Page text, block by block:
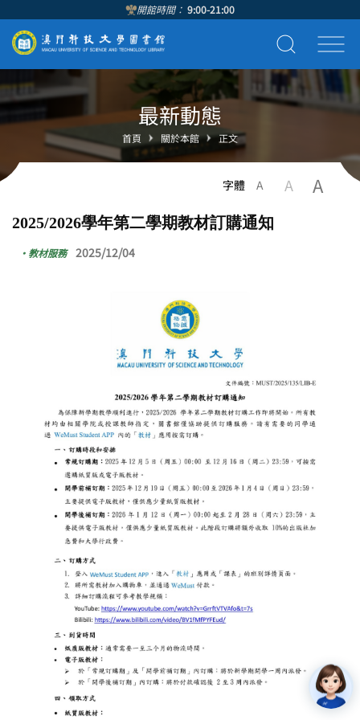
開館時間： 9:00-21:00
最新動態
首頁 關於本館 正文
字體 A A A
2025/2026學年第二學期教材訂購通知
· 教材服務 2025/12/04